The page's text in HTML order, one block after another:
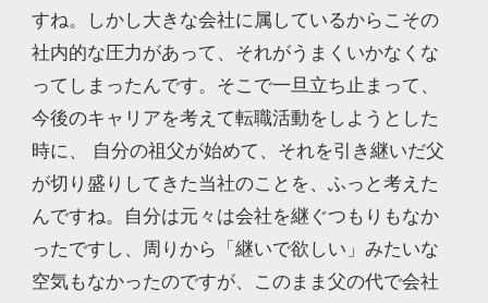
すね。しかし大きな会社に属しているからこその
社内的な圧力があって、それがうまくいかなくな
ってしまったんです。そこで一旦立ち止まって、
今後のキャリアを考えて転職活動をしようとした
時に、
自分の祖父が始めて、それを引き継いだ父
が切り盛りしてきた当社のことを、ふっと考えた
んですね。自分は元々は会社を継ぐつもりもなか
ったですし、周りから「継いで欲しい」みたいな
空気もなかったのですが、このまま父の代で会社